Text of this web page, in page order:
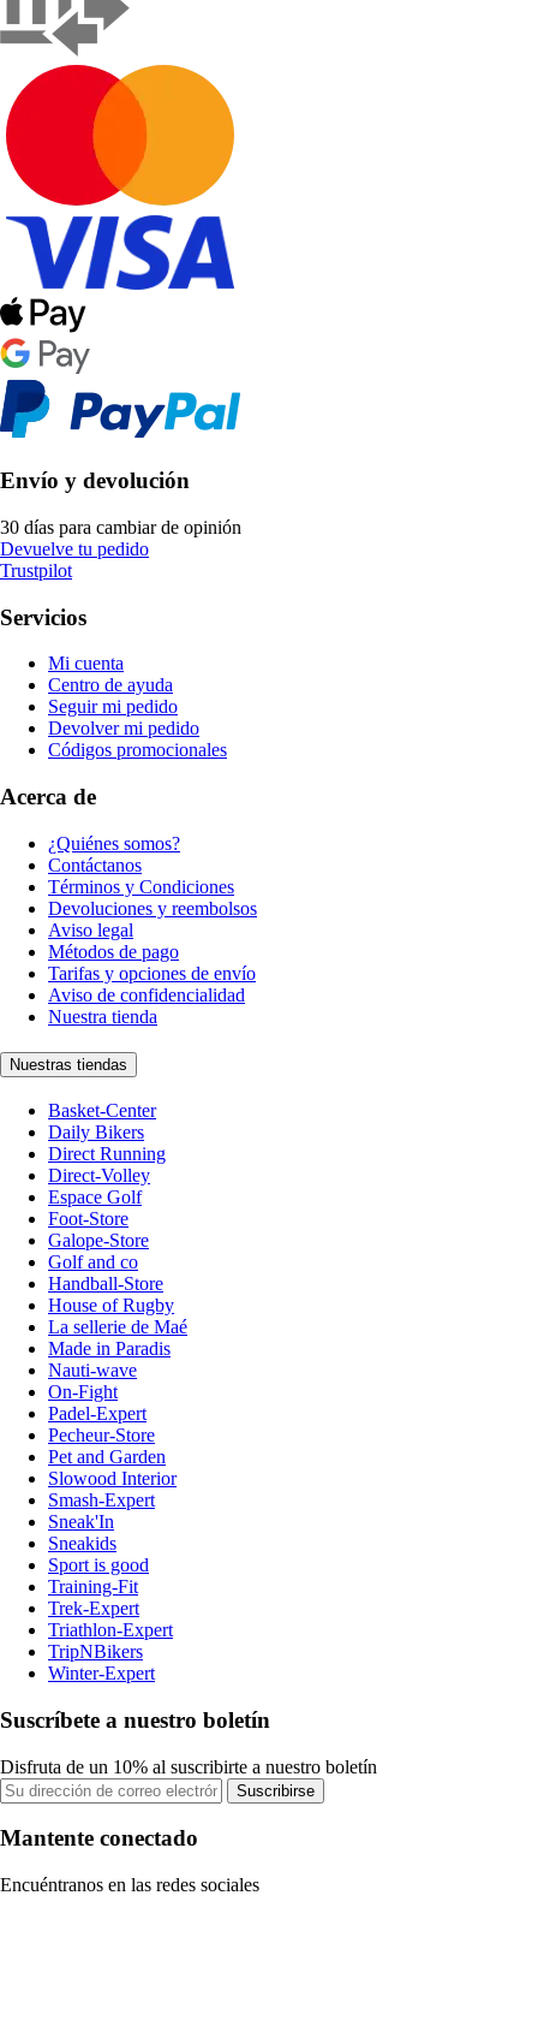
Envío y devolución
30 días para cambiar de opinión
Devuelve tu pedido
Trustpilot
Servicios
Mi cuenta
Centro de ayuda
Seguir mi pedido
Devolver mi pedido
Códigos promocionales
Acerca de
¿Quiénes somos?
Contáctanos
Términos y Condiciones
Devoluciones y reembolsos
Aviso legal
Métodos de pago
Tarifas y opciones de envío
Aviso de confidencialidad
Nuestra tienda
Nuestras tiendas
Basket-Center
Daily Bikers
Direct Running
Direct-Volley
Espace Golf
Foot-Store
Galope-Store
Golf and co
Handball-Store
House of Rugby
La sellerie de Maé
Made in Paradis
Nauti-wave
On-Fight
Padel-Expert
Pecheur-Store
Pet and Garden
Slowood Interior
Smash-Expert
Sneak'In
Sneakids
Sport is good
Training-Fit
Trek-Expert
Triathlon-Expert
TripNBikers
Winter-Expert
Suscríbete a nuestro boletín
Disfruta de un 10% al suscribirte a nuestro boletín
Suscribirse
Mantente conectado
Encuéntranos en las redes sociales